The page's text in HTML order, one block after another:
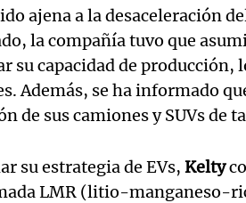
ajena a la desaceleración
la compañía tuvo que
su capacidad de producción,
Además, se ha informado
de sus camiones y SUVs de
su estrategia de EVs, Kelty
LMR (litio-manganeso-